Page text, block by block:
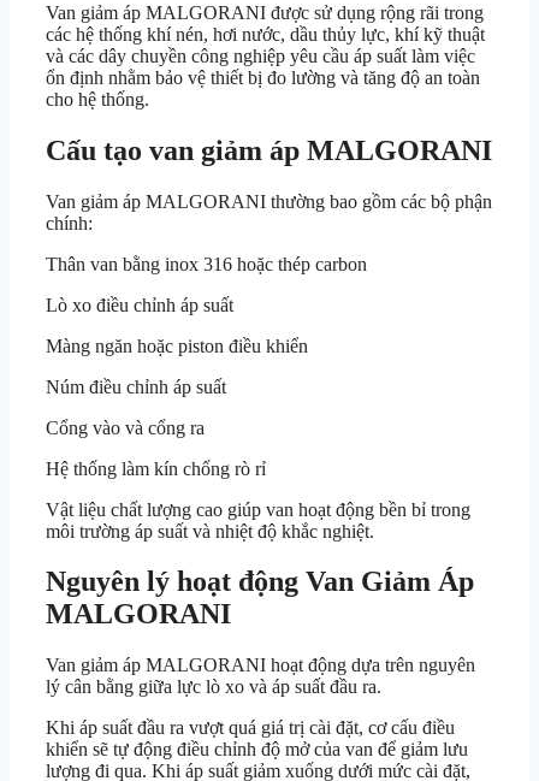
Van giảm áp MALGORANI được sử dụng rộng rãi trong
các hệ thống khí nén, hơi nước, dầu thủy lực, khí kỹ thuật
và các dây chuyền công nghiệp yêu cầu áp suất làm việc
ổn định nhằm bảo vệ thiết bị đo lường và tăng độ an toàn
cho hệ thống.
Cấu tạo van giảm áp MALGORANI
Van giảm áp MALGORANI thường bao gồm các bộ phận
chính:
Thân van bằng inox 316 hoặc thép carbon
Lò xo điều chỉnh áp suất
Màng ngăn hoặc piston điều khiển
Núm điều chỉnh áp suất
Cổng vào và cổng ra
Hệ thống làm kín chống rò rỉ
Vật liệu chất lượng cao giúp van hoạt động bền bỉ trong
môi trường áp suất và nhiệt độ khắc nghiệt.
Nguyên lý hoạt động Van Giảm Áp
MALGORANI
Van giảm áp MALGORANI hoạt động dựa trên nguyên
lý cân bằng giữa lực lò xo và áp suất đầu ra.
Khi áp suất đầu ra vượt quá giá trị cài đặt, cơ cấu điều
khiển sẽ tự động điều chỉnh độ mở của van để giảm lưu
lượng đi qua. Khi áp suất giảm xuống dưới mức cài đặt,